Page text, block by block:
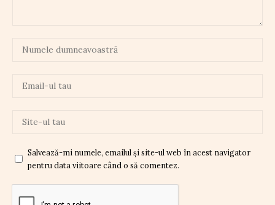
Salvează-mi numele, emailul și site-ul web în acest navigator
pentru data viitoare când o să comentez.